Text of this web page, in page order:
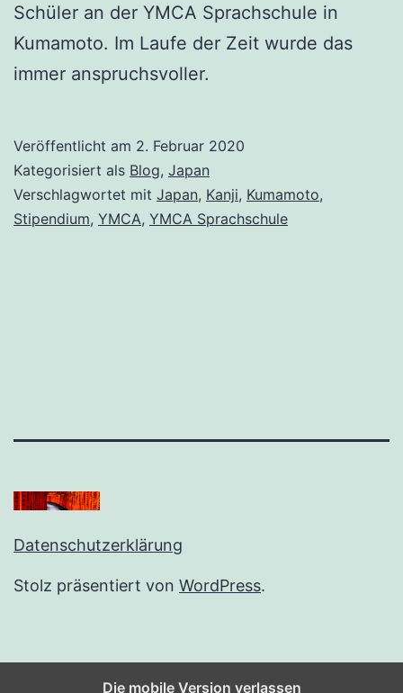
Schüler an der YMCA Sprachschule in
Kumamoto. Im Laufe der Zeit wurde das
immer anspruchsvoller.
Veröffentlicht am 2. Februar 2020
Kategorisiert als Blog, Japan
Verschlagwortet mit Japan, Kanji, Kumamoto,
Stipendium, YMCA, YMCA Sprachschule
Datenschutzerklärung
Stolz präsentiert von WordPress.
Die mobile Version verlassen